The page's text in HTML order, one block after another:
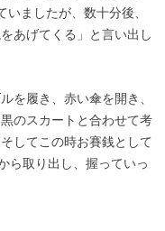
ましたが、数十分後、
あげてくる」と言い出し
を履き、赤い傘を開き、
のスカートと合わせて考
してこの時お賽銭として
ら取り出し、握っていっ